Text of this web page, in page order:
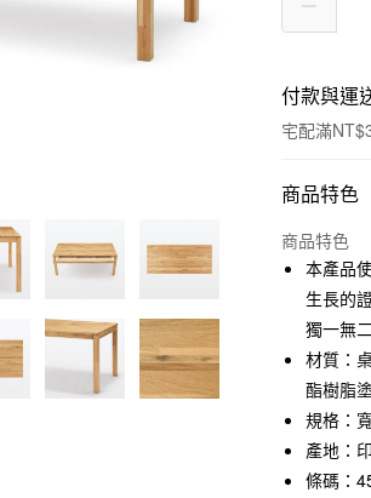
付款與運
宅配滿
付款方式
信用卡一次
信用卡分
3 期 0
合作金
華南商
上海商
國泰世華
臺灣中小
匯豐（
LINE Pay
Apple Pay
街口支付
商品特色
商品特色
本產品
生長的
獨一無
材質：
酯樹脂
規格：
產地：
條碼：